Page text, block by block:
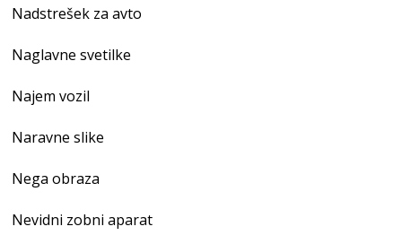
Nadstrešek za avto
Naglavne svetilke
Najem vozil
Naravne slike
Nega obraza
Nevidni zobni aparat